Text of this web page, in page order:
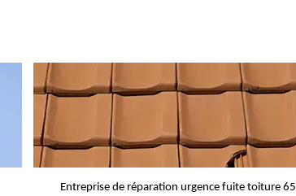
Entreprise de réparation urgence fuite toiture 65